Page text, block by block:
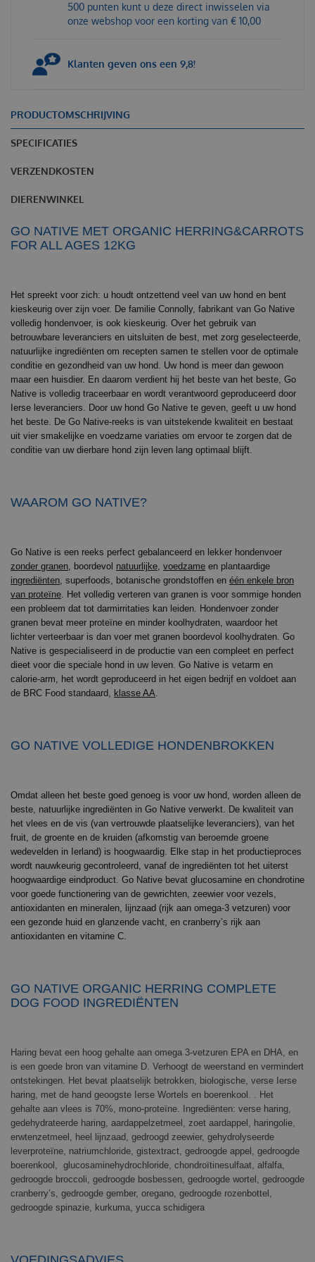
500 punten kunt u deze direct inwisselen via
onze webshop voor een korting van € 10,00
Klanten geven ons een 9,8!
PRODUCTOMSCHRIJVING
SPECIFICATIES
VERZENDKOSTEN
DIERENWINKEL
GO NATIVE MET ORGANIC HERRING&CARROTS
FOR ALL AGES 12KG
Het spreekt voor zich: u houdt ontzettend veel van uw hond en bent
kieskeurig over zijn voer. De familie Connolly, fabrikant van Go Native
volledig hondenvoer, is ook kieskeurig. Over het gebruik van
betrouwbare leveranciers en uitsluiten de best, met zorg geselecteerde,
natuurlijke ingrediënten om recepten samen te stellen voor de optimale
conditie en gezondheid van uw hond. Uw hond is meer dan gewoon
maar een huisdier. En daarom verdient hij het beste van het beste, Go
Native is volledig traceerbaar en wordt verantwoord geproduceerd door
Ierse leveranciers. Door uw hond Go Native te geven, geeft u uw hond
het beste. De Go Native-reeks is van uitstekende kwaliteit en bestaat
uit vier smakelijke en voedzame variaties om ervoor te zorgen dat de
conditie van uw dierbare hond zijn leven lang optimaal blijft.
WAAROM GO NATIVE?
Go Native is een reeks perfect gebalanceerd en lekker hondenvoer
zonder granen, boordevol natuurlijke, voedzame en plantaardige
ingrediënten, superfoods, botanische grondstoffen en één enkele bron
van proteïne. Het volledig verteren van granen is voor sommige honden
een probleem dat tot darmirritaties kan leiden. Hondenvoer zonder
granen bevat meer proteïne en minder koolhydraten, waardoor het
lichter verteerbaar is dan voer met granen boordevol koolhydraten. Go
Native is gespecialiseerd in de productie van een compleet en perfect
dieet voor die speciale hond in uw leven. Go Native is vetarm en
calorie-arm, het wordt geproduceerd in het eigen bedrijf en voldoet aan
de BRC Food standaard, klasse AA.
GO NATIVE VOLLEDIGE HONDENBROKKEN
Omdat alleen het beste goed genoeg is voor uw hond, worden alleen de
beste, natuurlijke ingrediënten in Go Native verwerkt. De kwaliteit van
het vlees en de vis (van vertrouwde plaatselijke leveranciers), van het
fruit, de groente en de kruiden (afkomstig van beroemde groene
wedevelden in Ierland) is hoogwaardig. Elke stap in het productieproces
wordt nauwkeurig gecontroleerd, vanaf de ingrediënten tot het uiterst
hoogwaardige eindproduct. Go Native bevat glucosamine en chondrotine
voor goede functionering van de gewrichten, zeewier voor vezels,
antioxidanten en mineralen, lijnzaad (rijk aan omega-3 vetzuren) voor
een gezonde huid en glanzende vacht, en cranberry’s rijk aan
antioxidanten en vitamine C.
GO NATIVE ORGANIC HERRING COMPLETE
DOG FOOD INGREDIËNTEN
Haring bevat een hoog gehalte aan omega 3-vetzuren EPA en DHA, en
is een goede bron van vitamine D. Verhoogt de weerstand en vermindert
ontstekingen. Het bevat plaatselijk betrokken, biologische, verse Ierse
haring, met de hand geoogste Ierse Wortels en boerenkool. . Het
gehalte aan vlees is 70%, mono-proteïne. Ingrediënten: verse haring,
gedehydrateerde haring, aardappelzetmeel, zoet aardappel, haringolie,
erwtenzetmeel, heel lijnzaad, gedroogd zeewier, gehydrolyseerde
leverproteïne, natriumchloride, gistextract, gedroogde appel, gedroogde
boerenkool, glucosaminehydrochloride, chondroïtinesulfaat, alfalfa,
gedroogde broccoli, gedroogde bosbessen, gedroogde wortel, gedroogde
cranberry’s, gedroogde gember, oregano, gedroogde rozenbottel,
gedroogde spinazie, kurkuma, yucca schidigera